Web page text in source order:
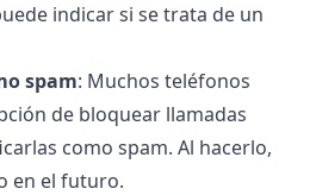
indicar si se trata de un
spam: Muchos teléfonos
de bloquear llamadas
como spam. Al hacerlo,
en el futuro.